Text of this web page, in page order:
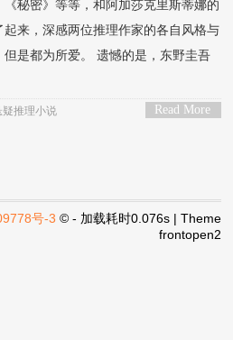
秘密》等等，和阿加莎克里斯蒂娜的
来，深感两位推理作家的各自风格与
是都为所爱。 遗憾的是，东野圭吾
Read More
疑推理小说
号-3 © - 加载耗时0.076s | Theme
frontopen2